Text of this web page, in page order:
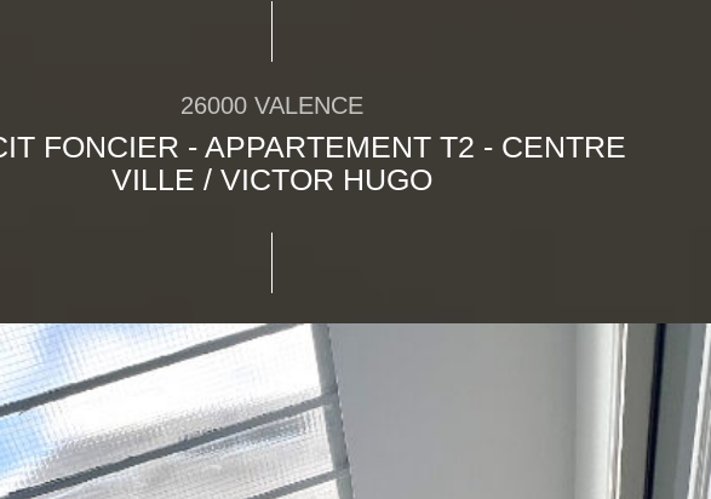
26000 VALENCE
FONCIER - APPARTEMENT T2 - CENTRE
VILLE / VICTOR HUGO